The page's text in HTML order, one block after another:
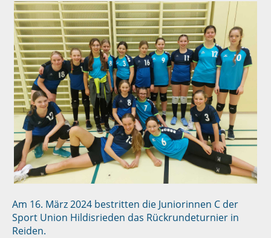
Am 16. März 2024 bestritten die Juniorinnen C der
Sport Union Hildisrieden das Rückrundeturnier in
Reiden.